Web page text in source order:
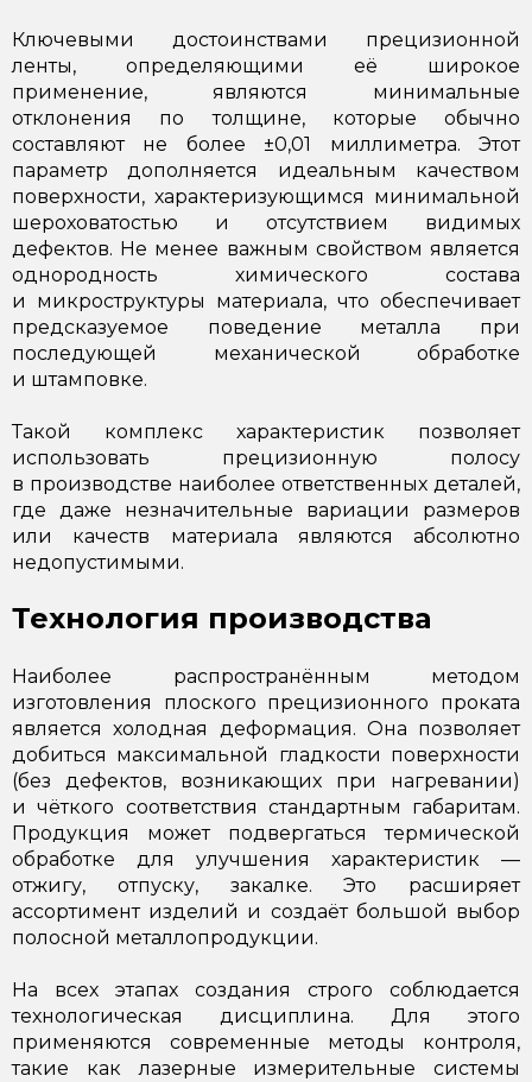
Ключевыми достоинствами прецизионной
ленты, определяющими её широкое
применение, являются минимальные
отклонения по толщине, которые обычно
составляют не более ±0,01 миллиметра. Этот
параметр дополняется идеальным качеством
поверхности, характеризующимся минимальной
шероховатостью и отсутствием видимых
дефектов. Не менее важным свойством является
однородность химического состава
и микроструктуры материала, что обеспечивает
предсказуемое поведение металла при
последующей механической обработке
и штамповке.
Такой комплекс характеристик позволяет
использовать прецизионную полосу
в производстве наиболее ответственных деталей,
где даже незначительные вариации размеров
или качеств материала являются абсолютно
недопустимыми.
Технология производства
Наиболее распространённым методом
изготовления плоского прецизионного проката
является холодная деформация. Она позволяет
добиться максимальной гладкости поверхности
(без дефектов, возникающих при нагревании)
и чёткого соответствия стандартным габаритам.
Продукция может подвергаться термической
обработке для улучшения характеристик —
отжигу, отпуску, закалке. Это расширяет
ассортимент изделий и создаёт большой выбор
полосной металлопродукции.
На всех этапах создания строго соблюдается
технологическая дисциплина. Для этого
применяются современные методы контроля,
такие как лазерные измерительные системы